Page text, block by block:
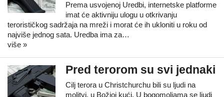
Prema usvojenoj Uredbi, internetske platforme
imat će aktivniju ulogu u otkrivanju
terorističkog sadržaja na mreži i morat će ih ukloniti u roku od
najviše jednog sata. Uredba ima za…
više »
Pred terorom su svi jednaki
Cilj terora u Christchurchu bili su ljudi na
molitvi, u Božjoj kući. U bogomoljama se ljudi